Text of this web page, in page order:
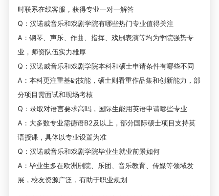
时联系在线客服，获得专业一对一解答
Q：汉诺威音乐和戏剧学院有哪些热门专业值得关注
A：钢琴、声乐、作曲、指挥、戏剧表演等均为学院强势专
业，师资队伍实力雄厚
Q：汉诺威音乐和戏剧学院本科和硕士申请条件有哪些不同
A：本科更注重基础技能，硕士则看重作品集和创新能力，部
分项目需面试和现场考核
Q：录取对语言要求高吗，国际生能用英语申请哪些专业
A：大多数专业需德语B2及以上，部分国际硕士项目支持英
语授课，具体以专业设置为准
Q：汉诺威音乐和戏剧学院毕业生就业前景如何
A：毕业生多在欧洲剧院、乐团、音乐教育、传媒等领域发
展，校友资源广泛，有助于职业规划